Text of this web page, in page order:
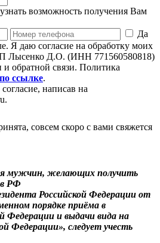
возможность получения Вам
Да
Я даю согласие на обработку моих
Лысенко Д.О. (ИНН 771560580818)
и обратной связи. Политика
по ссылке.
написав на
совсем скоро с вами свяжется
мужчин, желающих получить
РФ
Российской Федерации от
порядке приёма в
Федерации и выдачи вида на
Федерации», следует учесть